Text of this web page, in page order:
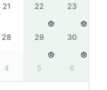
21 22 23
28 29 30
4 5 6